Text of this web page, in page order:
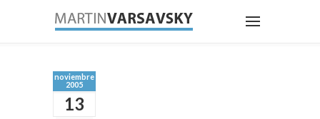
noviembre
2005
13